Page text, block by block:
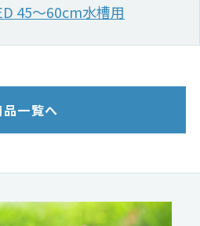
45～60cm水槽用
品一覧へ